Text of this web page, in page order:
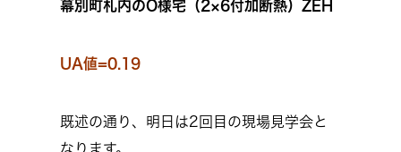
幕別町札内のO様宅（2×6付加断熱）ZEH
UA値=0.19
既述の通り、明日は2回目の現場見学会と
なります。